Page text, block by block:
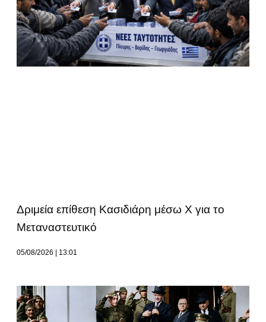
Δριμεία επίθεση Κασιδιάρη μέσω Χ για το
Μεταναστευτικό
05/08/2026 13:01